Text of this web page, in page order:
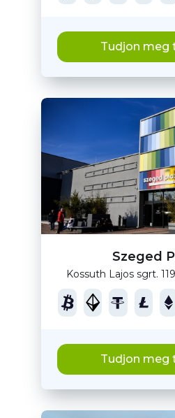
Tudjon meg
Szeged
Kossuth Lajos sgrt.
Tudjon meg